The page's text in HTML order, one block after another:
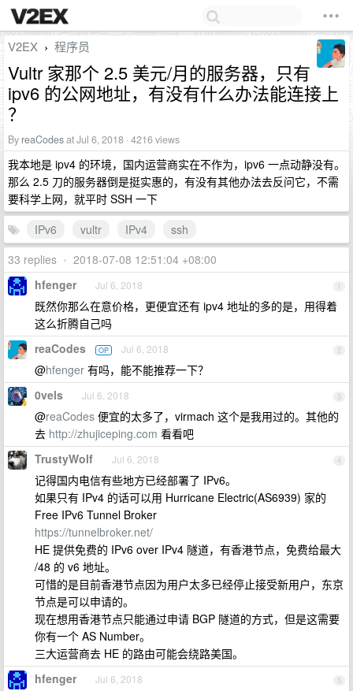
V2EX › 程序员
Vultr 家那个 2.5 美元/月的服务器，只有
ipv6 的公网地址，有没有什么办法能连接上
？
By reaCodesat Jul 6, 2018 · 4216 views
我本地是 ipv4 的环境，国内运营商实在不作为，ipv6 一点动静没有。
那么 2.5 刀的服务器倒是挺实惠的，有没有其他办法去反问它，不需
要科学上网，就平时 SSH 一下
IPv6
vultr IPv4
ssh
33 replies • 2018-07-08 12:51:04 +08:00
1
hfenger Jul 6, 2018
既然你那么在意价格，更便宜还有 ipv4 地址的多的是，用得着
这么折腾自己吗
2
reaCodes OP Jul 6, 2018
@hfenger 有吗，能不能推荐一下？
3
0vels Jul 6, 2018
@reaCodes 便宜的太多了，virmach 这个是我用过的。其他的
去 http://zhujiceping.com 看看吧
4
TrustyWolf Jul 6, 2018
记得国内电信有些地方已经部署了 IPv6。
如果只有 IPv4 的话可以用 Hurricane Electric(AS6939) 家的
Free IPv6 Tunnel Broker
https://tunnelbroker.net/
HE 提供免费的 IPv6 over IPv4 隧道，有香港节点，免费给最大
/48 的 v6 地址。
可惜的是目前香港节点因为用户太多已经停止接受新用户，东京
节点是可以申请的。
现在想用香港节点只能通过申请 BGP 隧道的方式，但是这需要
你有一个 AS Number。
三大运营商去 HE 的路由可能会绕路美国。
5
hfenger Jul 6, 2018